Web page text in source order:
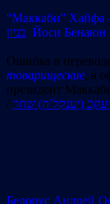
“Маккаби” Хайфа
בניון Йоси Бенаюн
Ошибка в
товарищеские, а
президент
/
יעקב (יענקל’ה)שחר
Белорус Андрей